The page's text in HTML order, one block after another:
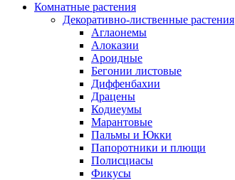
Комнатные растения
Декоративно-лиственные растения
Аглаонемы
Алоказии
Ароидные
Бегонии листовые
Диффенбахии
Драцены
Кодиеумы
Марантовые
Пальмы и Юкки
Папоротники и плющи
Полисциасы
Фикусы